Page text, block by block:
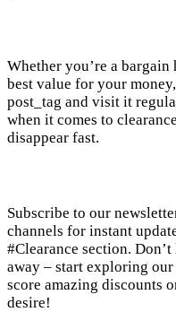
Whether you’re a
best value for your
post_tag and visit it
when it comes to
disappear fast.
Subscribe to our
channels for instant
#Clearance section.
away – start exploring
score amazing discounts
desire!